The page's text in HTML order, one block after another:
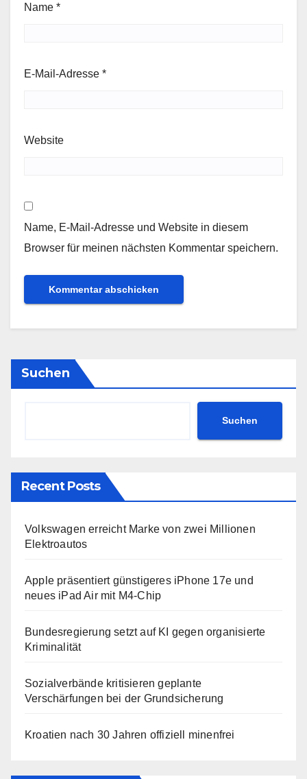
Name *
E-Mail-Adresse *
Website
Name, E-Mail-Adresse und Website in diesem
Browser für meinen nächsten Kommentar speichern.
Suchen
Suchen
Recent Posts
Volkswagen erreicht Marke von zwei Millionen
Elektroautos
Apple präsentiert günstigeres iPhone 17e und
neues iPad Air mit M4-Chip
Bundesregierung setzt auf KI gegen organisierte
Kriminalität
Sozialverbände kritisieren geplante
Verschärfungen bei der Grundsicherung
Kroatien nach 30 Jahren offiziell minenfrei